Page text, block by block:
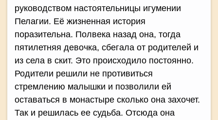
руководством настоятельницы игумении
Пелагии. Её жизненная история
поразительна. Полвека назад она, тогда
пятилетняя девочка, сбегала от родителей и
из села в скит. Это происходило постоянно.
Родители решили не противиться
стремлению малышки и позволили ей
оставаться в монастыре сколько она захочет.
Так и решилась ее судьба. Отсюда она